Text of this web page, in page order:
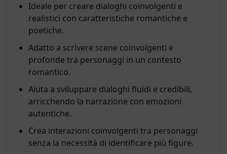
Ideale per creare dialoghi coinvolgenti e
realistici con caratteristiche romantiche e
poetiche.
Adatto a scrivere scene coinvolgenti e
profonde tra personaggi in un contesto
romantico.
Aiuta a sviluppare dialoghi fluidi e credibili,
arricchendo la narrazione con emozioni
autentiche.
Crea interazioni coinvolgenti tra personaggi
senza la necessità di identificare più figure.